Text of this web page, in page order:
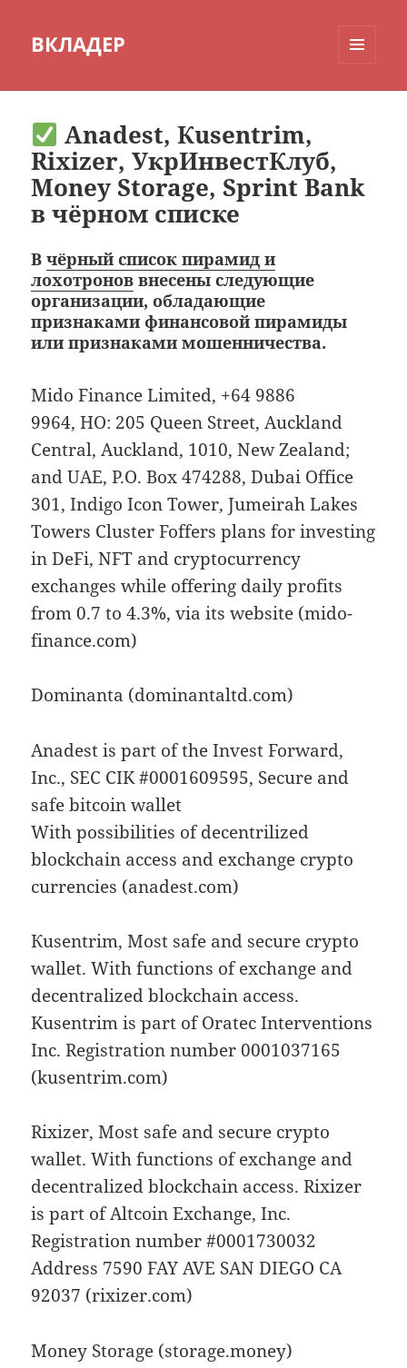
ВКЛАДЕР
Anadest, Кusentrim,
Rixizer, УкрИнвестКлуб,
Money Storage, Sprint Bank
в чёрном списке
Вчёрный список пирамид и
лохотронов внесены следующие
организации, обладающие
признаками финансовой пирамиды
или признаками мошенничества.
Mido Finance Limited, +64 9886
9964, HO: 205 Queen Street, Auckland
Central, Auckland, 1010, New Zealand;
and UAE, P.O. Box 474288, Dubai Office
301, Indigo Icon Tower, Jumeirah Lakes
Towers Cluster Foffers plans for investing
in DeFi, NFT and cryptocurrency
exchanges while offering daily profits
from 0.7 to 4.3%, via its website (mido-
finance.com)
Dominanta (dominantaltd.com)
Anadest is part of the Invest Forward,
Inc., SEC CIK #0001609595, Secure and
safe bitcoin wallet
With possibilities of decentrilized
blockchain access and exchange crypto
currencies (anadest.com)
Кusentrim, Most safe and secure crypto
wallet. With functions of exchange and
decentralized blockchain access.
Kusentrim is part of Oratec Interventions
Inc. Registration number 0001037165
(kusentrim.com)
Rixizer, Most safe and secure crypto
wallet. With functions of exchange and
decentralized blockchain access. Rixizer
is part of Altcoin Exchange, Inc.
Registration number #0001730032
Address 7590 FAY AVE SAN DIEGO CA
92037 (rixizer.com)
Money Storage (storage.money)